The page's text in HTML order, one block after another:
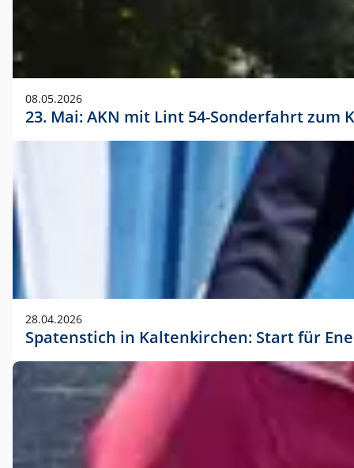
08.05.2026
23. Mai: AKN mit Lint 54-Sonderfahrt
28.04.2026
Spatenstich in Kaltenkirchen: Start für